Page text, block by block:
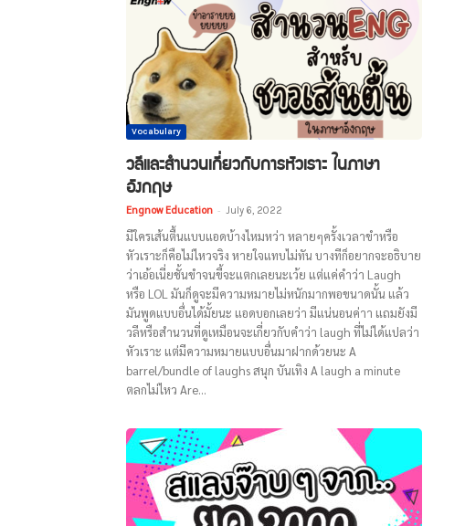
Vocabulary
วลีและสำนวนเกี่ยวกับการหัวเราะ ในภาษา
อังกฤษ
Engnow Education - July 6, 2022
มีใครเส้นตื้นแบบแอดบ้างไหมหว่า หลายๆครั้งเวลาขำหรือ
หัวเราะก็คือไม่ไหวจริง หายใจแทบไม่ทัน บางทีก็อยากจะอธิบาย
ว่าเอ้อเนี่ยชั้นขำจนขี้จะแตกเลยนะเว้ย แต่แค่คำว่า Laugh
หรือ LOL มันก็ดูจะมีความหมายไม่หนักมากพอขนาดนั้น แล้ว
มันพูดแบบอื่นได้มั้ยนะ แอดบอกเลยว่า มีแน่นอนค่าา แถมยังมี
วลีหรือสำนวนที่ดูเหมือนจะเกี่ยวกับคำว่า laugh ที่ไม่ได้แปลว่า
หัวเราะ แต่มีความหมายแบบอื่นมาฝากด้วยนะ A
barrel/bundle of laughs สนุก บันเทิง A laugh a minute
ตลกไม่ไหว Are...